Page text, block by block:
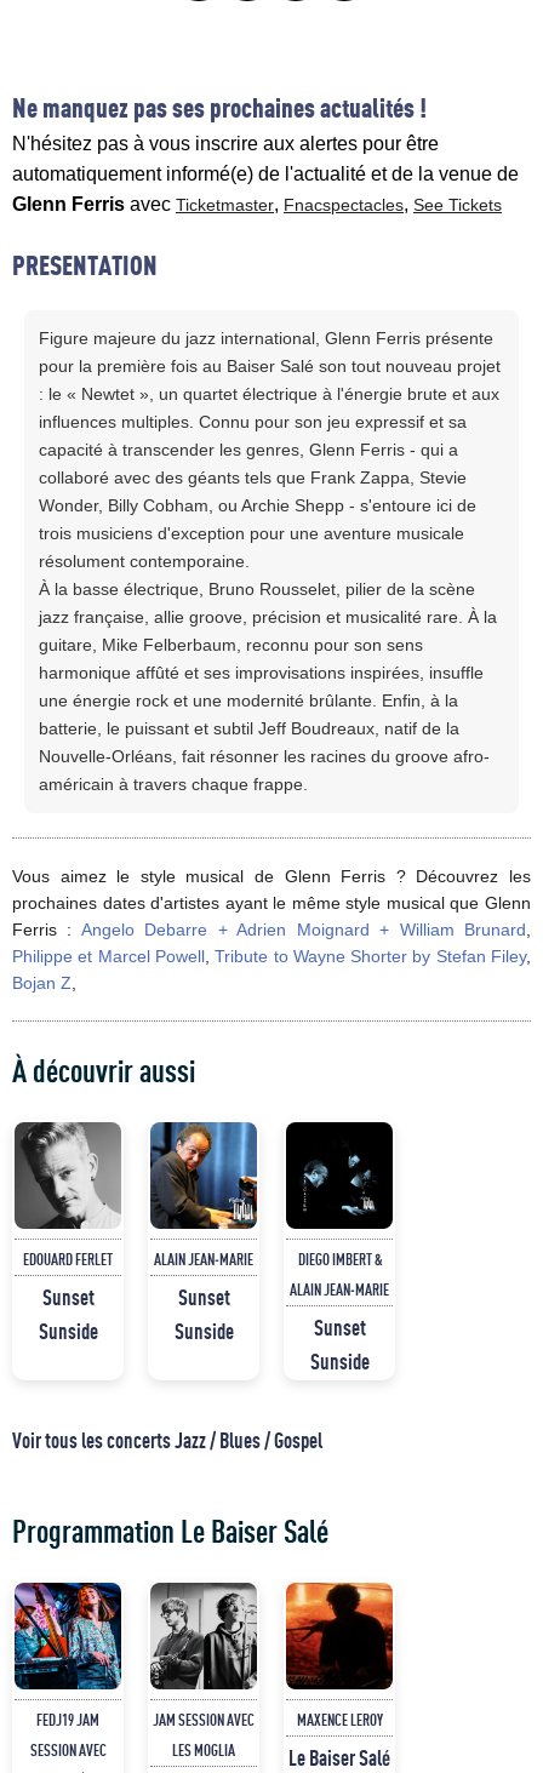
Ne manquez pas ses prochaines actualités !
N'hésitez pas à vous inscrire aux alertes pour être
automatiquement informé(e) de l'actualité et de la venue de
Glenn Ferris avec Ticketmaster, Fnacspectacles, See Tickets
PRESENTATION
Figure majeure du jazz international, Glenn Ferris présente
pour la première fois au Baiser Salé son tout nouveau projet
: le « Newtet », un quartet électrique à l'énergie brute et aux
influences multiples. Connu pour son jeu expressif et sa
capacité à transcender les genres, Glenn Ferris - qui a
collaboré avec des géants tels que Frank Zappa, Stevie
Wonder, Billy Cobham, ou Archie Shepp - s'entoure ici de
trois musiciens d'exception pour une aventure musicale
résolument contemporaine.
À la basse électrique, Bruno Rousselet, pilier de la scène
jazz française, allie groove, précision et musicalité rare. À la
guitare, Mike Felberbaum, reconnu pour son sens
harmonique affûté et ses improvisations inspirées, insuffle
une énergie rock et une modernité brûlante. Enfin, à la
batterie, le puissant et subtil Jeff Boudreaux, natif de la
Nouvelle-Orléans, fait résonner les racines du groove afro-
américain à travers chaque frappe.
Vous aimez le style musical de Glenn Ferris ? Découvrez les
prochaines dates d'artistes ayant le même style musical que Glenn
Ferris : Angelo Debarre + Adrien Moignard + William Brunard
Philippe et Marcel Powell,Tribute to Wayne Shorter by Stefan Filey,
Bojan Z
À découvrir aussi
EDOUARD FERLET
Sunset
Sunside
ALAIN JEAN-MARIE
Sunset
Sunside
DIEGO IMBERT &
ALAIN JEAN-MARIE
Sunset
Sunside
Voir tous les concerts Jazz / Blues / Gospel
Programmation Le Baiser Salé
FEDJ19 JAM
SESSION AVEC
JAM SESSION AVEC
LES MOGLIA
MAXENCE LEROY
Le Baiser Salé